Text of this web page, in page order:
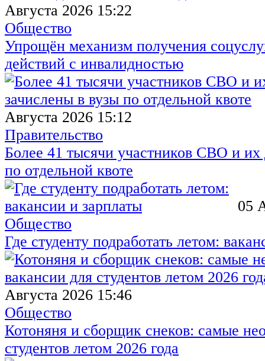
Августа 2026 15:22
Общество
Упрощён механизм получения
действий с инвалидностью
Августа 2026 15:12
Правительство
Более 41 тысячи участников СВО и их
по отдельной квоте
05
Общество
Где студенту подработать летом:
Августа 2026 15:46
Общество
Котоняня и сборщик снеков: самые
студентов летом 2026 года